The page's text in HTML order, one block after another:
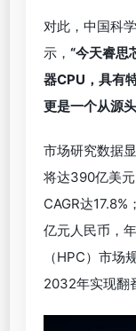
对此，中国科
示， “今天睿思
器CPU，具有
更是一个从源
市场研究数据
将达390亿美
CAGR达
亿元人民币，
（HPC）市场
2032年实现翻